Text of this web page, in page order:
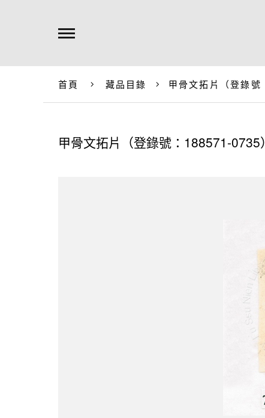
首頁 藏品目錄 甲骨文拓片（登錄號
甲骨文拓片（登錄號：188571-0735）